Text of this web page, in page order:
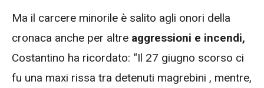
Ma il carcere minorile è salito agli onori della
cronaca anche per altre aggressioni e incendi,
Costantino ha ricordato: “Il 27 giugno scorso ci
fu una maxi rissa tra detenuti magrebini , mentre,